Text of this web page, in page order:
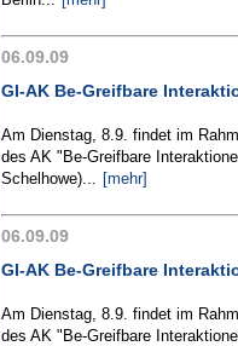
06.09.09
GI-AK Be-Greifbare
Am Dienstag, 8.9. findet im
des AK "Be-Greifbare
Schelhowe)... [mehr]
06.09.09
GI-AK Be-Greifbare
Am Dienstag, 8.9. findet im
des AK "Be-Greifbare